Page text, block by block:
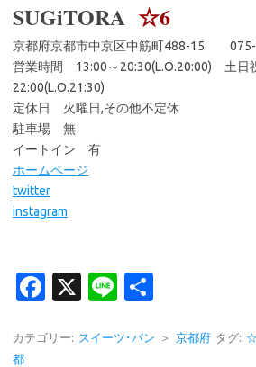
SUGiTORA ☆6
京都府京都市中京区中筋町488-15 075-
営業時間 13:00～20:30(L.O.20:00) 土日
22:00(L.O.21:30)
定休日 火曜日,その他不定休
駐車場 無
イートイン 有
ホームページ
twitter
instagram
Fa
e
X
Li
e
カテゴリー: スイーツ･パン ＞ 京都府 タグ:
都